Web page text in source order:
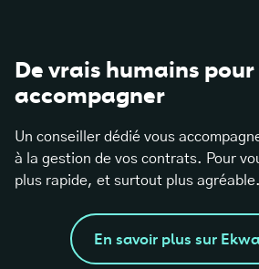
De vrais humains pour
accompagner
Un conseiller dédié vous
à la gestion de vos contrats. Pour
plus rapide, et surtout plus agréable.
En savoir plus sur